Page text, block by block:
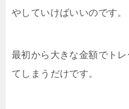
やしていけばいいのです。
最初から大きな金額でト
てしまうだけです。